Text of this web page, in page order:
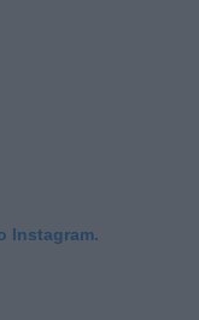
Instagram.